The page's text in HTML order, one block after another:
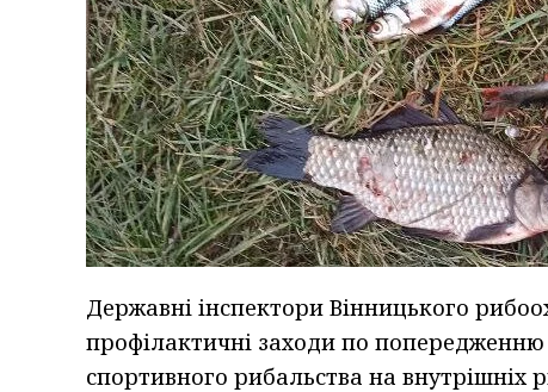
Державні інспектори Вінницького
профілактичні заходи по
спортивного рибальства на внутрішніх